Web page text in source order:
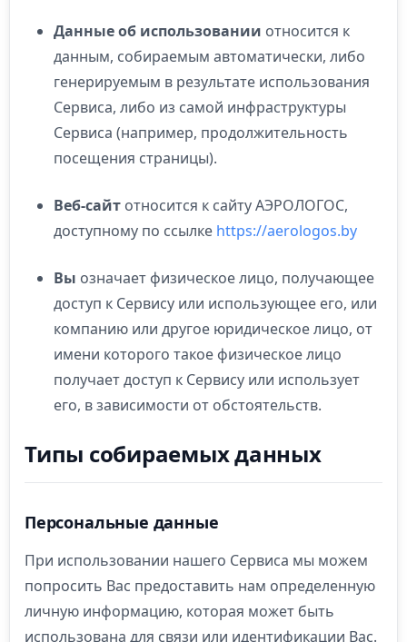
Данные об использовании относится к
данным, собираемым автоматически, либо
генерируемым в результате использования
Сервиса, либо из самой инфраструктуры
Сервиса (например, продолжительность
посещения страницы).
Веб-сайт относится к сайту АЭРОЛОГОС,
доступному по ссылке https://aerologos.by
Вы означает физическое лицо, получающее
доступ к Сервису или использующее его, или
компанию или другое юридическое лицо, от
имени которого такое физическое лицо
получает доступ к Сервису или использует
его, в зависимости от обстоятельств.
Типы собираемых данных
Персональные данные
При использовании нашего Сервиса мы можем
попросить Вас предоставить нам определенную
личную информацию, которая может быть
использована для связи или идентификации Вас.